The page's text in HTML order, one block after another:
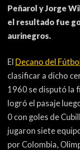
ACTUALIDAD
FORMATIVAS
PARTIDOS
CONTENIDOS
COLUMNAS
Peñarol y Jorge
el resultado fue
aurinegros.
El Decano del
clasificar a dicho
1960 se disputó la
logró el pasaje
0 con goles de
jugaron siete
por Colombia,